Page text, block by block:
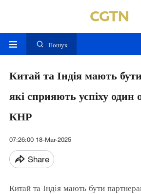
Пошук
Китай та Індія мають
які сприяють успіху
КНР
07:26:00 18-Mar-2025
Share
Китай та Індія мають бути